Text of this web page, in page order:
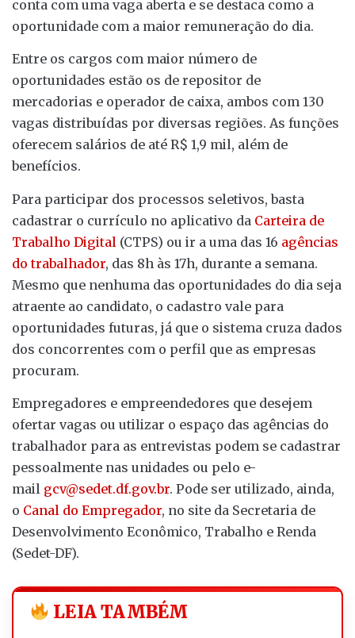
conta com uma vaga aberta e se destaca como a
oportunidade com a maior remuneração do dia.
Entre os cargos com maior número de
oportunidades estão os de repositor de
mercadorias e operador de caixa, ambos com 130
vagas distribuídas por diversas regiões. As funções
oferecem salários de até R$ 1,9 mil, além de
benefícios.
Para participar dos processos seletivos, basta
cadastrar o currículo no aplicativo da Carteira de
Trabalho Digital (CTPS) ou ir a uma das 16 agências
do trabalhador, das 8h às 17h, durante a semana.
Mesmo que nenhuma das oportunidades do dia seja
atraente ao candidato, o cadastro vale para
oportunidades futuras, já que o sistema cruza dados
dos concorrentes com o perfil que as empresas
procuram.
Empregadores e empreendedores que desejem
ofertar vagas ou utilizar o espaço das agências do
trabalhador para as entrevistas podem se cadastrar
pessoalmente nas unidades ou pelo e-
mail gcv@sedet.df.gov.br. Pode ser utilizado, ainda,
o Canal do Empregador, no site da Secretaria de
Desenvolvimento Econômico, Trabalho e Renda
(Sedet-DF).
LEIA TAMBÉM